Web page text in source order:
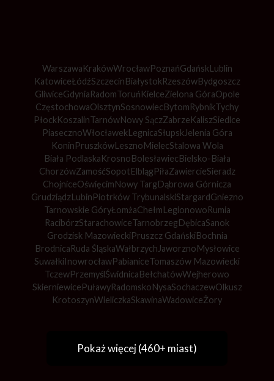
WarszawaKrakówWrocławPoznańGdańskLublin
KatowiceŁódźSzczecinBiałystokRzeszówBydgoszcz
GliwiceGdyniaRadomToruńKielceZielona GóraOpole
CzęstochowaOlsztynSosnowiecBytomRybnikTychy
PłockKoszalinTarnówNowy SączZabrzeKaliszSiedlce
PiasecznoWłocławekLegnicaSłupsk Jelenia Góra
KoninPruszkówLesznoMielecStalowa Wola
Biała PodlaskaKrosnoBolesławiecBielsko-Biała
ChorzówZamośćSopotElblągPiłaZawiercieSieradz
ChojniceOświęcimNowy TargDąbrowa Górnicza
GrudziądzLubinPiotrków TrybunalskiStargardGniezno
Tarnowskie GóryŁomżaChełmLegionowoRumia
RacibórzStarachowiceTarnobrzegDębicaSanok
Grodzisk MazowieckiPruszcz GdańskiBochnia
BrodnicaRuda ŚląskaWałbrzych JaworznoMysłowice
SuwałkiInowrocławPabianiceTomaszów Mazowiecki
TczewPrzemyślŚwidnicaBełchatówWejherowo
SkierniewicePuławyRadomskoNysaSochaczewOlkusz
KrotoszynWieliczkaSkawinaWadowiceŻory
Pokaż więcej (460+ miast)